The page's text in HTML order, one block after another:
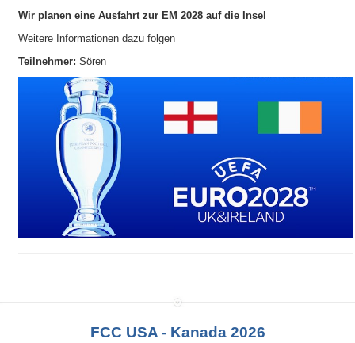
Wir planen eine Ausfahrt zur EM 2028 auf die Insel
Weitere Informationen dazu folgen
Teilnehmer: Sören
FCC USA - Kanada 2026